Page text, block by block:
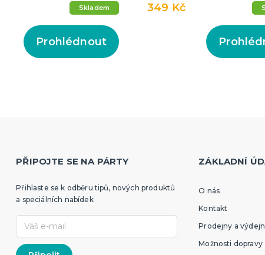
Skladem
Prohlédnout
349 Kč
PŘIPOJTE SE NA PÁRTY
Přihlaste se k odběru tipů, nových produktů
a speciálních nabídek
ZÁKLADNÍ
O nás
Kontakt
Prodejny a
Možnosti dopravy